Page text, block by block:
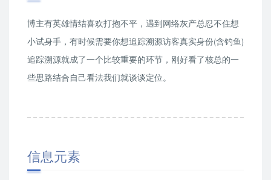
博主有英雄情结喜欢打抱不平，遇到网络灰产总忍不住想
小试身手，有时候需要你想追踪溯源访客真实身份(含钓鱼)
追踪溯源就成了一个比较重要的环节，刚好看了核总的一
些思路结合自己看法我们就谈谈定位。
信息元素